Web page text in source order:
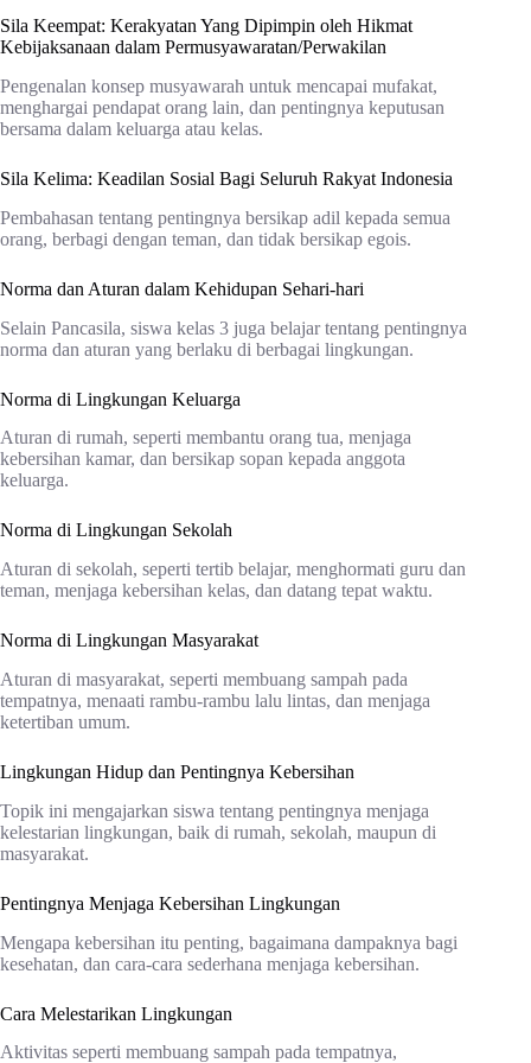
Sila Keempat: Kerakyatan Yang Dipimpin oleh Hikmat
Kebijaksanaan dalam Permusyawaratan/Perwakilan
Pengenalan konsep musyawarah untuk mencapai mufakat,
menghargai pendapat orang lain, dan pentingnya keputusan
bersama dalam keluarga atau kelas.
Sila Kelima: Keadilan Sosial Bagi Seluruh Rakyat Indonesia
Pembahasan tentang pentingnya bersikap adil kepada semua
orang, berbagi dengan teman, dan tidak bersikap egois.
Norma dan Aturan dalam Kehidupan Sehari-hari
Selain Pancasila, siswa kelas 3 juga belajar tentang pentingnya
norma dan aturan yang berlaku di berbagai lingkungan.
Norma di Lingkungan Keluarga
Aturan di rumah, seperti membantu orang tua, menjaga
kebersihan kamar, dan bersikap sopan kepada anggota
keluarga.
Norma di Lingkungan Sekolah
Aturan di sekolah, seperti tertib belajar, menghormati guru dan
teman, menjaga kebersihan kelas, dan datang tepat waktu.
Norma di Lingkungan Masyarakat
Aturan di masyarakat, seperti membuang sampah pada
tempatnya, menaati rambu-rambu lalu lintas, dan menjaga
ketertiban umum.
Lingkungan Hidup dan Pentingnya Kebersihan
Topik ini mengajarkan siswa tentang pentingnya menjaga
kelestarian lingkungan, baik di rumah, sekolah, maupun di
masyarakat.
Pentingnya Menjaga Kebersihan Lingkungan
Mengapa kebersihan itu penting, bagaimana dampaknya bagi
kesehatan, dan cara-cara sederhana menjaga kebersihan.
Cara Melestarikan Lingkungan
Aktivitas seperti membuang sampah pada tempatnya,